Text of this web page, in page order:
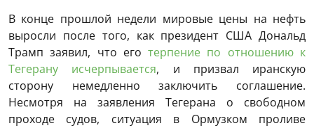
В конце прошлой недели мировые цены на нефть
выросли после того, как президент США Дональд
Трамп заявил, что еготерпение по отношению к
Тегерану исчерпывается, и призвал иранскую
сторону немедленно заключить соглашение.
Несмотря на заявления Тегерана о свободном
проходе судов, ситуация в Ормузком проливе